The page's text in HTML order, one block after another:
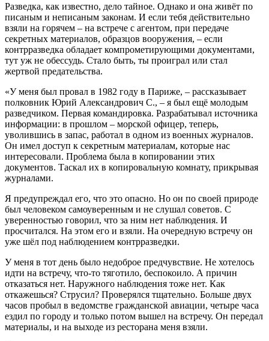
Разведка, как известно, дело тайное. Однако и она живёт по
писаным и неписаным законам. И если тебя действительно
взяли на горячем – на встрече с агентом, при передаче
секретных материалов, образцов вооружения, – если
контрразведка обладает компрометирующими документами,
тут уж не обессудь. Стало быть, ты проиграл или стал
жертвой предательства.
«У меня был провал в 1982 году в Париже, – рассказывает
полковник Юрий Александрович С., – я был ещё молодым
разведчиком. Первая командировка. Разрабатывал источника
информации: в прошлом – морской офицер, теперь,
уволившись в запас, работал в одном из военных журналов.
Он имел доступ к секретным материалам, которые нас
интересовали. Проблема была в копировании этих
документов. Таскал их в копировальную комнату, прикрывая
журналами.
Я предупреждал его, что это опасно. Но он по своей природе
был человеком самоуверенным и не слушал советов. С
уверенностью говорил, что за ним нет наблюдения. И
просчитался. На этом его и взяли. На очередную встречу он
уже шёл под наблюдением контрразведки.
У меня в тот день было недоброе предчувствие. Не хотелось
идти на встречу, что-то тяготило, беспокоило. А причин
отказаться нет. Наружного наблюдения тоже нет. Как
откажешься? Струсил? Проверялся тщательно. Больше двух
часов пробыл в ведомстве гражданской авиации, четыре часа
ездил по городу и только потом вышел на встречу. Он передал
материалы, и на выходе из ресторана меня взяли.